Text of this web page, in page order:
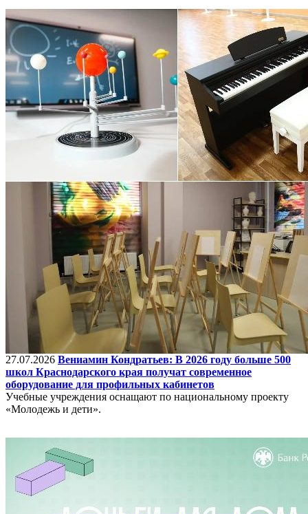
27.07.2026 Вениамин Кондратьев: В 2026 году больше 500
школ Краснодарского края получат современное
оборудование для профильных кабинетов
Учебные учреждения оснащают по национальному проекту
«Молодежь и дети».